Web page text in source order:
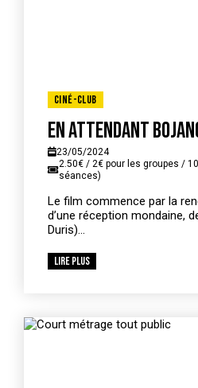
Ciné-Club
En attendant
23/05/2024
2.50€ / 2€ pour les groupes /
séances)
Le film commence par la
d’une réception mondaine,
Duris)...
Lire plus